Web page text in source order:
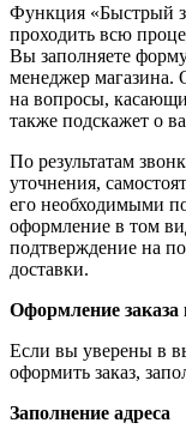
Функция «Быстрый
проходить всю
Вы заполняете
менеджер магазина.
на вопросы,
также подскажет о
По результатам
уточнения,
его необходимыми
оформление в том
подтверждение на
доставки.
Оформление
Если вы уверены в
оформить заказ,
Заполнение адреса